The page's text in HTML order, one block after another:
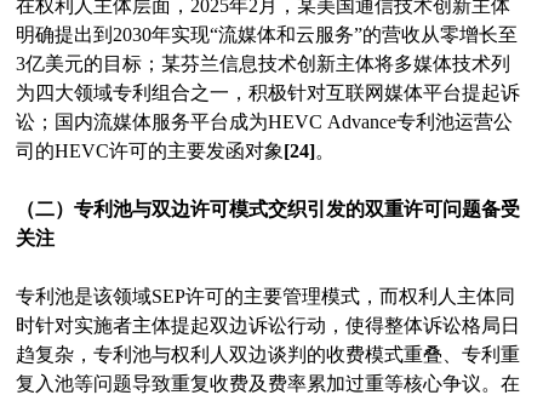
在权利人主体层面，2025年2月，某美国通信技术创新主体
明确提出到2030年实现“流媒体和云服务”的营收从零增长至
3亿美元的目标；某芬兰信息技术创新主体将多媒体技术列
为四大领域专利组合之一，积极针对互联网媒体平台提起诉
讼；国内流媒体服务平台成为HEVC Advance专利池运营公
司的HEVC许可的主要发函对象[24]。
（二）专利池与双边许可模式交织引发的双重许可问题备受
关注
专利池是该领域SEP许可的主要管理模式，而权利人主体同
时针对实施者主体提起双边诉讼行动，使得整体诉讼格局日
趋复杂，专利池与权利人双边谈判的收费模式重叠、专利重
复入池等问题导致重复收费及费率累加过重等核心争议。在